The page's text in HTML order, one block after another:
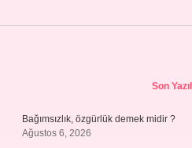
Son
Bağımsızlık, özgürlük demek midir ?
Ağustos 6, 2026